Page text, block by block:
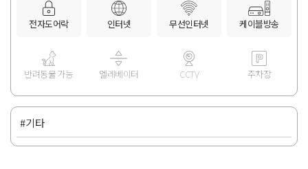
전자도어락 인터넷 무선인터넷 케이블방송
반려동물 가능 엘레베이터 CCTV 주차장
#기타